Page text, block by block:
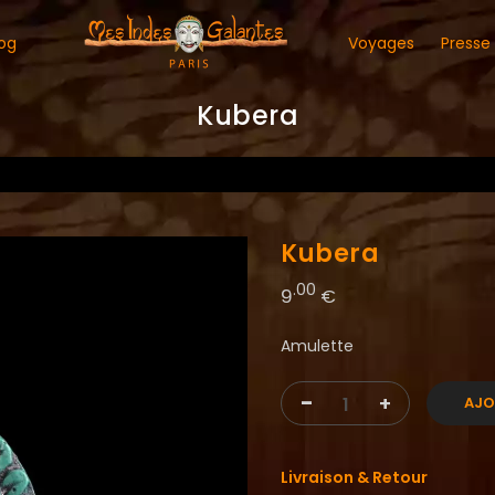
Voyages Presse
Kubera
Kubera
9.00 €
Amulette
- +
Livraison & Retour